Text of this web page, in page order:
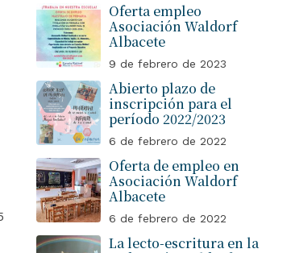
Oferta empleo
Asociación Waldorf
Albacete
9 de febrero de 2023
Abierto plazo de
inscripción para el
período 2022/2023
6 de febrero de 2022
Oferta de empleo en
Asociación Waldorf
Albacete
6 de febrero de 2022
La lecto-escritura en la